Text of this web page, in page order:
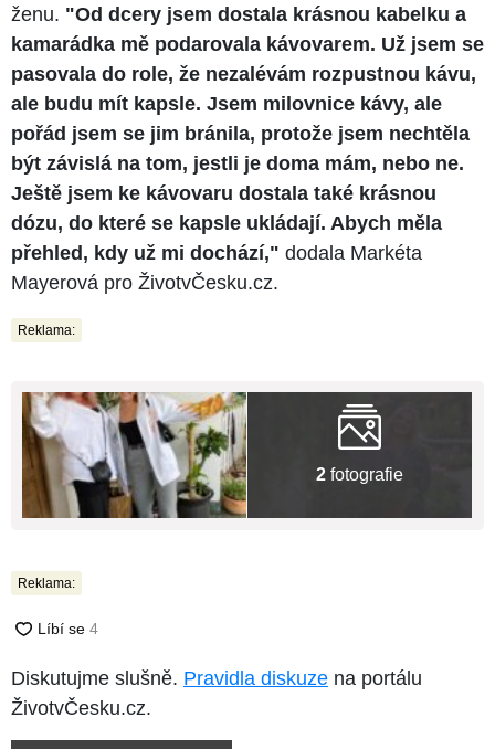
ženu. "Od dcery jsem dostala krásnou kabelku a
kamarádka mě podarovala kávovarem. Už jsem se
pasovala do role, že nezalévám rozpustnou kávu,
ale budu mít kapsle. Jsem milovnice kávy, ale
pořád jsem se jim bránila, protože jsem nechtěla
být závislá na tom, jestli je doma mám, nebo ne.
Ještě jsem ke kávovaru dostala také krásnou
dózu, do které se kapsle ukládají. Abych měla
přehled, kdy už mi dochází," dodala Markéta
Mayerová pro ŽivotvČesku.cz.
Reklama:
2 fotografie
Reklama:
Diskutujme slušně. Pravidla diskuze na portálu
ŽivotvČesku.cz.